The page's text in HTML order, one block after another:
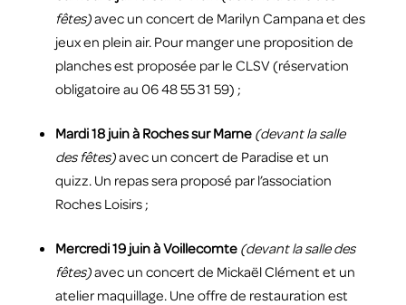
fêtes)avec un concert de Marilyn Campana et des
jeux en plein air. Pour manger une proposition de
planches est proposée par le CLSV (réservation
obligatoire au 06 48 55 31 59) ;
Mardi 18 juin à Roches sur Marne (devant la salle
des fêtes)avec un concert de Paradise et un
quizz. Un repas sera proposé par l’association
Roches Loisirs ;
Mercredi 19 juin à Voillecomte (devant la salle des
fêtes)avec un concert de Mickaël Clément et un
atelier maquillage. Une offre de restauration est